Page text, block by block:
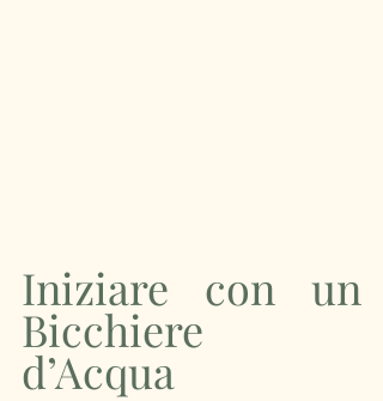
Iniziare con un
Bicchiere
d’Acqua